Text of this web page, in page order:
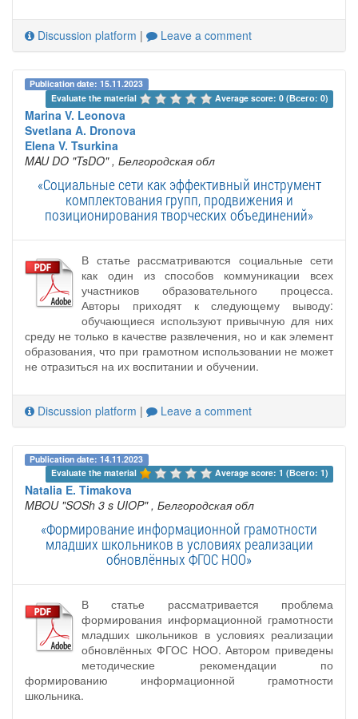
Discussion platform | Leave a comment
Publication date: 15.11.2023
Evaluate the material
Average score: 0 (Всего: 0)
Marina V. Leonova
Svetlana A. Dronova
Elena V. Tsurkina
MAU DO "TsDO" , Белгородская обл
«Социальные сети как эффективный инструмент
комплектования групп, продвижения и
позиционирования творческих объединений»
В статье рассматриваются социальные сети
как один из способов коммуникации всех
участников образовательного процесса.
Авторы приходят к следующему выводу:
обучающиеся используют привычную для них
среду не только в качестве развлечения, но и как элемент
образования, что при грамотном использовании не может
не отразиться на их воспитании и обучении.
Discussion platform | Leave a comment
Publication date: 14.11.2023
Evaluate the material
Average score: 1 (Всего: 1)
Natalia E. Timakova
MBOU "SOSh 3 s UIOP" , Белгородская обл
«Формирование информационной грамотности
младших школьников в условиях реализации
обновлённых ФГОС НОО»
В статье рассматривается проблема
формирования информационной грамотности
младших школьников в условиях реализации
обновлённых ФГОС НОО. Автором приведены
методические рекомендации по
формированию информационной грамотности
школьника.